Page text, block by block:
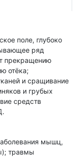
поле, глубоко
ряд
прекращению
отёка;
и сращивание
и грубых
средств
мышц,
травмы